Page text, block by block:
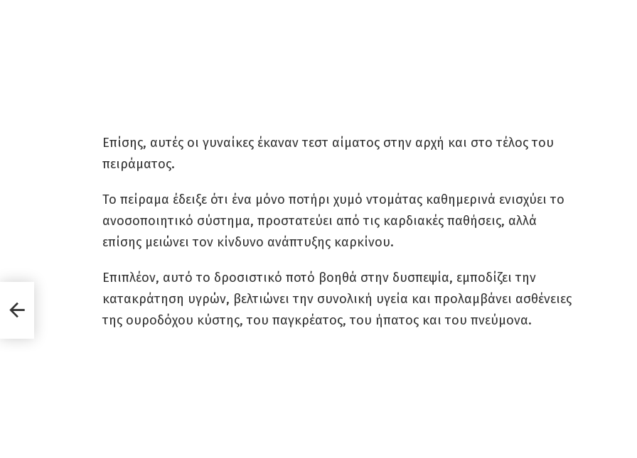
Επίσης, αυτές οι γυναίκες έκαναν τεστ αίματος στην αρχή και στο τέλος του
πειράματος.
Το πείραμα έδειξε ότι ένα μόνο ποτήρι χυμό ντομάτας καθημερινά ενισχύει το
ανοσοποιητικό σύστημα, προστατεύει από τις καρδιακές παθήσεις, αλλά
επίσης μειώνει τον κίνδυνο ανάπτυξης καρκίνου.
Επιπλέον, αυτό το δροσιστικό ποτό βοηθά στην δυσπεψία, εμποδίζει την
κατακράτηση υγρών, βελτιώνει την συνολική υγεία και προλαμβάνει ασθένειες
της ουροδόχου κύστης, του παγκρέατος, του ήπατος και του πνεύμονα.